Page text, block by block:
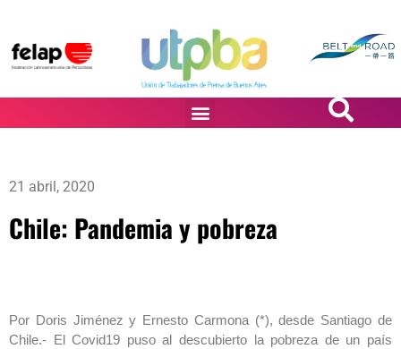
21 abril, 2020
Chile: Pandemia y pobreza
Por Doris Jiménez y Ernesto Carmona (*), desde Santiago de
Chile.- El Covid19 puso al descubierto la pobreza de un país